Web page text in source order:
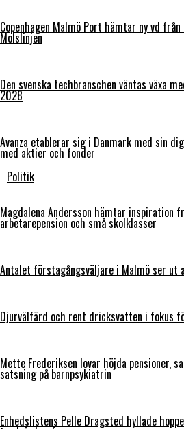
Copenhagen Malmö Port hämtar ny vd
Molslinjen
Den svenska techbranschen väntas växa
2028
Avanza etablerar sig i Danmark med sin
med aktier och fonder
Politik
Magdalena Andersson hämtar inspiration
arbetarepension och små skolklasser
Antalet förstagångsväljare i Malmö ser ut
Djurvälfärd och rent dricksvatten i fokus
Mette Frederiksen lovar höjda pensioner,
satsning på barnpsykiatrin
Enhedslistens Pelle Dragsted hyllade